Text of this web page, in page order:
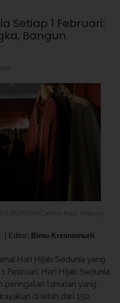
Setiap 1 Februari:
Bangun
| Editor: Bimo Kresnomurti
Hari Hijab Sedunia yang
Februari. Hari Hijab Sedunia
peringatan tahunan yang
di lebih dari 150